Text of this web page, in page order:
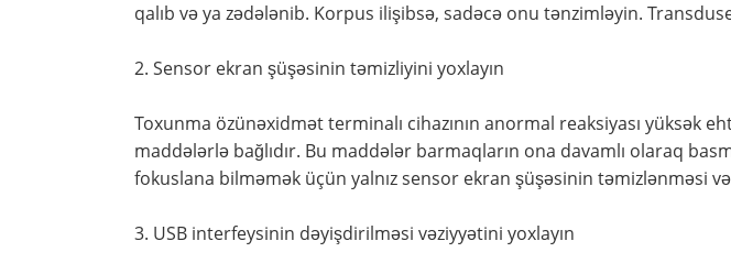
qalıb və ya zədələnib. Korpus ilişibsə, sadəcə onu tənzimləyin.
2. Sensor ekran şüşəsinin təmizliyini yoxlayın
Toxunma özünəxidmət terminalı cihazının anormal reaksiyası
maddələrlə bağlıdır. Bu maddələr barmaqların ona davamlı olaraq
fokuslana bilməmək üçün yalnız sensor ekran şüşəsinin təmizlənməsi və
3. USB interfeysinin dəyişdirilməsi vəziyyətini yoxlayın